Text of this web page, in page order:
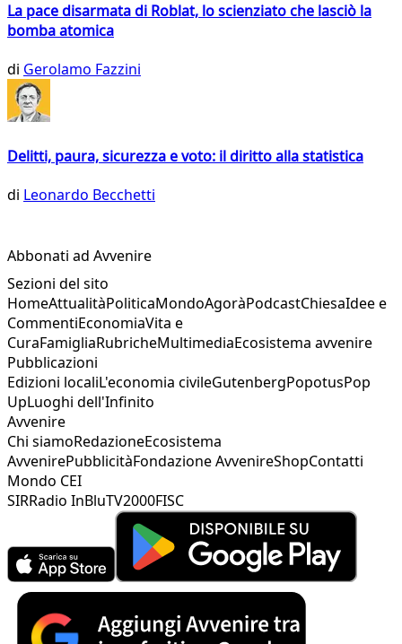
La pace disarmata di Roblat, lo scienziato che lasciò la
bomba atomica
di Gerolamo Fazzini
Delitti, paura, sicurezza e voto: il diritto alla statistica
di Leonardo Becchetti
Abbonati ad Avvenire
Sezioni del sito
HomeAttualitàPoliticaMondoAgoràPodcastChiesaIdee e
CommentiEconomiaVita e
CuraFamigliaRubricheMultimediaEcosistema avvenire
Pubblicazioni
Edizioni localiL'economia civileGutenbergPopotusPop
UpLuoghi dell'Infinito
Avvenire
Chi siamoRedazioneEcosistema
AvvenirePubblicitàFondazione AvvenireShopContatti
Mondo CEI
SIRRadio InBluTV2000FISC